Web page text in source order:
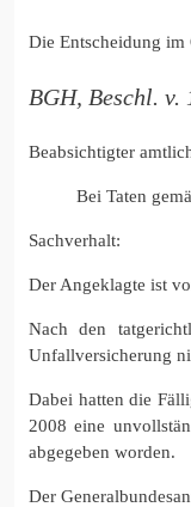
Die Entscheidung
BGH, Beschl. v.
Beabsichtigter
Bei Taten
Sachverhalt:
Der Angeklagte ist
Nach den
Unfallversicherung
Dabei hatten die
2008 eine
abgegeben worden.
Der